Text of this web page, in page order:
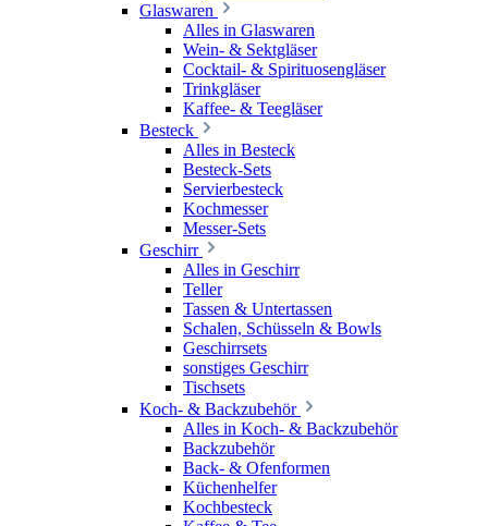
Glaswaren
Alles in Glaswaren
Wein- & Sektgläser
Cocktail- & Spirituosengläser
Trinkgläser
Kaffee- & Teegläser
Besteck
Alles in Besteck
Besteck-Sets
Servierbesteck
Kochmesser
Messer-Sets
Geschirr
Alles in Geschirr
Teller
Tassen & Untertassen
Schalen, Schüsseln & Bowls
Geschirrsets
sonstiges Geschirr
Tischsets
Koch- & Backzubehör
Alles in Koch- & Backzubehör
Backzubehör
Back- & Ofenformen
Küchenhelfer
Kochbesteck